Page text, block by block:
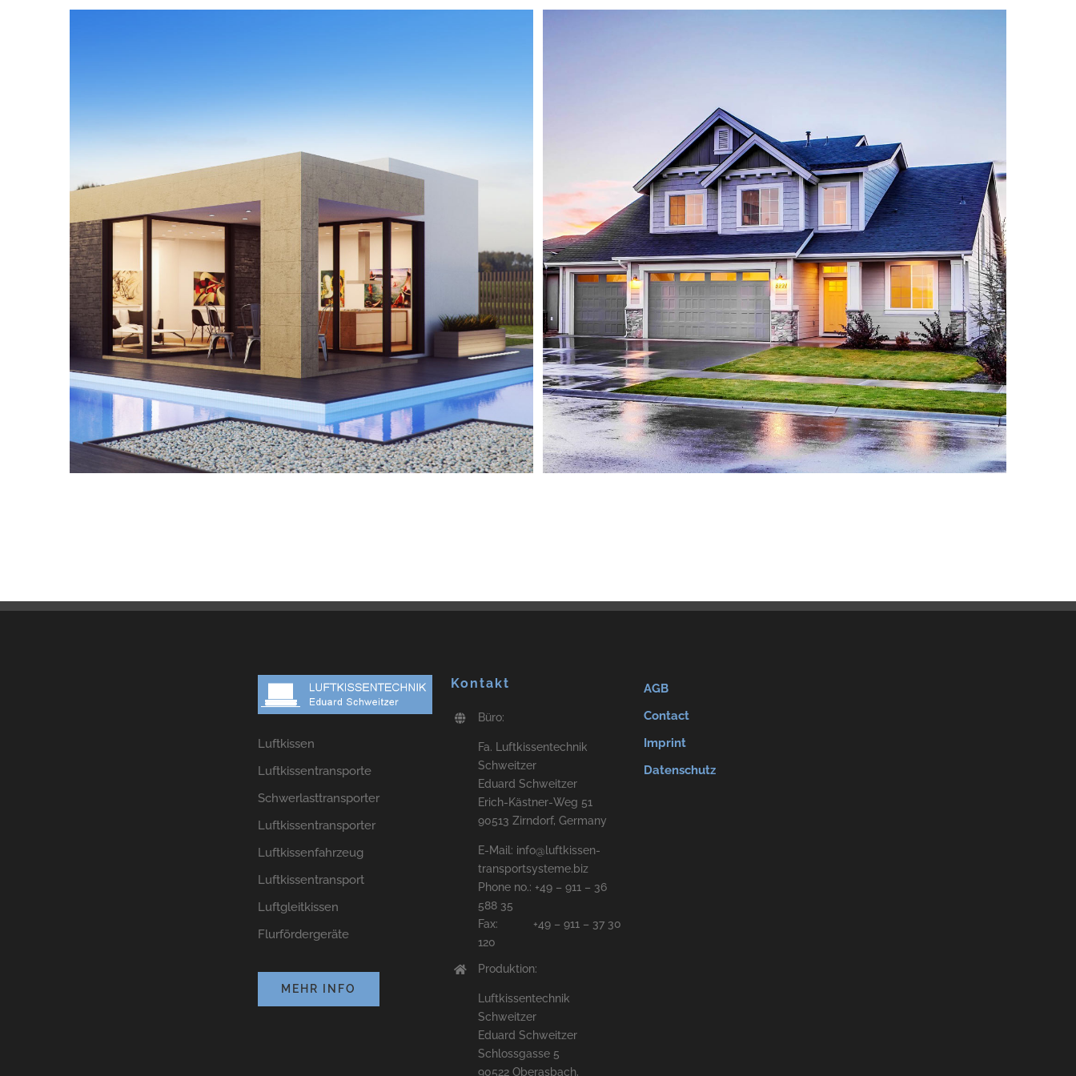
Luftkissen
Luftkissentransporte
Schwerlasttransporter
Luftkissentransporter
Luftkissenfahrzeug
Luftkissentransport
Luftgleitkissen
Flurfördergeräte
MEHR INFO
Kontakt
Büro:
Fa. Luftkissentechnik
Schweitzer
Eduard Schweitzer
Erich-Kästner-Weg 51
90513 Zirndorf, Germany
E-Mail: info@luftkissen-
transportsysteme.biz
Phone no.: +49 – 911 – 36
588 35
Fax: +49 – 911 – 37 30
120
Produktion:
Luftkissentechnik
Schweitzer
Eduard Schweitzer
Schlossgasse 5
90522 Oberasbach,
AGB
Contact
Imprint
Datenschutz